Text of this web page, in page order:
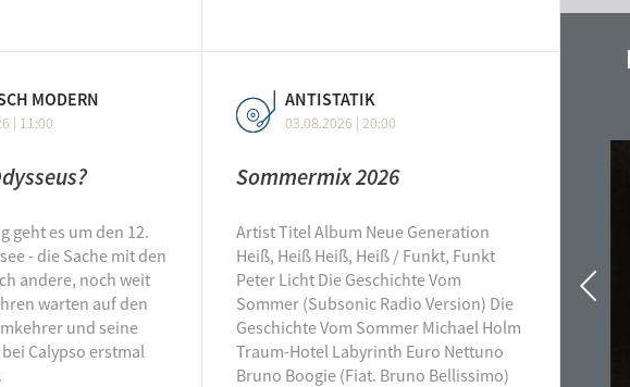
MODERN
| 11:00
geht es um den 12.
- die Sache mit den
andere, noch weit
warten auf den
und seine
Calypso erstmal
ANTISTATIK
03.08.2026 | 20:00
Sommermix 2026
Artist Titel Album Neue Generation
Heiß, Heiß Heiß, Heiß / Funkt, Funkt
Peter Licht Die Geschichte Vom
Sommer (Subsonic Radio Version) Die
Geschichte Vom Sommer Michael Holm
Traum-Hotel Labyrinth Euro Nettuno
Bruno Boogie (Fiat. Bruno Bellissimo)
Auf
06.07. - 12.07.2026 KW 32